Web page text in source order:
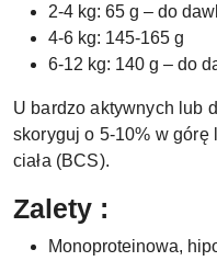
2-4 kg: 65 g – do
4-6 kg: 145-165 g
6-12 kg: 140 g – do
U bardzo aktywnych lub
skoryguj o 5-10% w górę
ciała (BCS).
Zalety :
Monoproteinowa,